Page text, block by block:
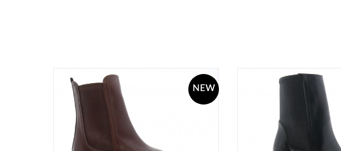
NEW